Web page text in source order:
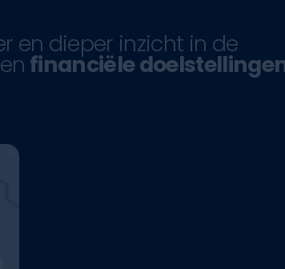
en dieper inzicht in de
financiële